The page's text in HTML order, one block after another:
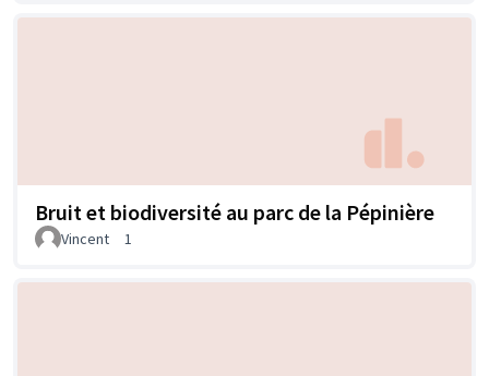
Bruit et biodiversité au parc de la Pépinière
Vincent 1